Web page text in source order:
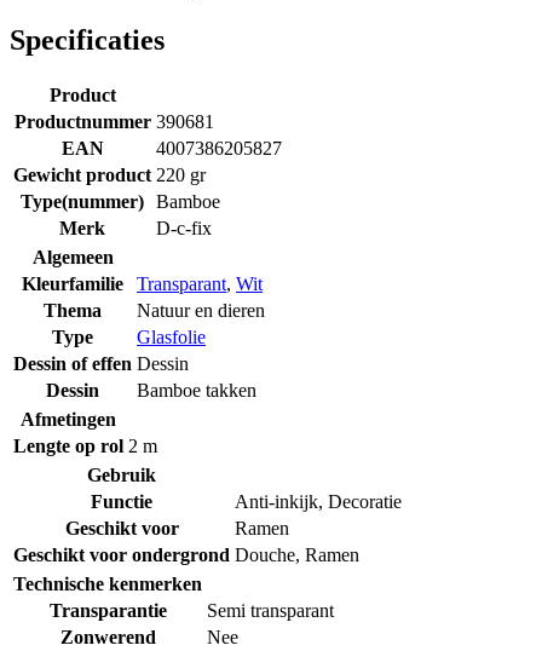
Specificaties
Product
Productnummer 390681
EAN
4007386205827
Gewicht product 220 gr
Type(nummer) Bamboe
Merk
D-c-fix
Algemeen
Kleurfamilie
Transparant, Wit
Thema
Natuur en dieren
Type
Glasfolie
Dessin of effen Dessin
Dessin
Bamboe takken
Afmetingen
Lengte op rol 2 m
Gebruik
Functie
Anti-inkijk, Decoratie
Geschikt voor
Ramen
Geschikt voor ondergrond Douche, Ramen
Technische kenmerken
Transparantie
Semi transparant
Zonwerend
Nee